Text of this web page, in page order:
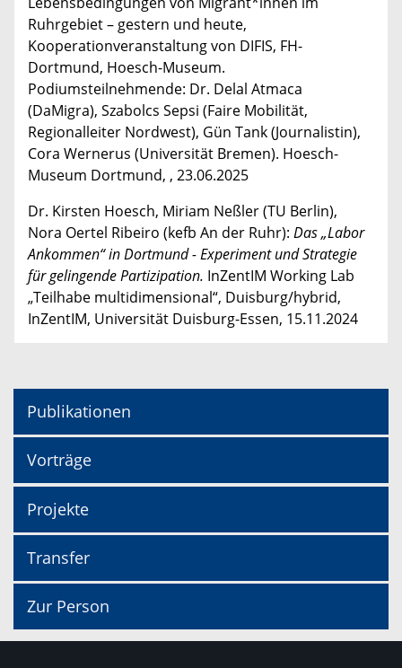
Ruhrgebiet – gestern und heute,
Kooperationveranstaltung von DIFIS, FH-
Dortmund, Hoesch-Museum.
Podiumsteilnehmende: Dr. Delal Atmaca
(DaMigra), Szabolcs Sepsi (Faire Mobilität,
Regionalleiter Nordwest), Gün Tank (Journalistin),
Cora Wernerus (Universität Bremen). Hoesch-
Museum Dortmund, , 23.06.2025
Dr. Kirsten Hoesch, Miriam Neßler (TU Berlin),
Nora Oertel Ribeiro (kefb An der Ruhr): Das „Labor
Ankommen“ in Dortmund - Experiment und Strategie
für gelingende Partizipation. InZentIM Working Lab
„Teilhabe multidimensional“, Duisburg/hybrid,
InZentIM, Universität Duisburg-Essen, 15.11.2024
Publikationen
Vorträge
Projekte
Transfer
Zur Person